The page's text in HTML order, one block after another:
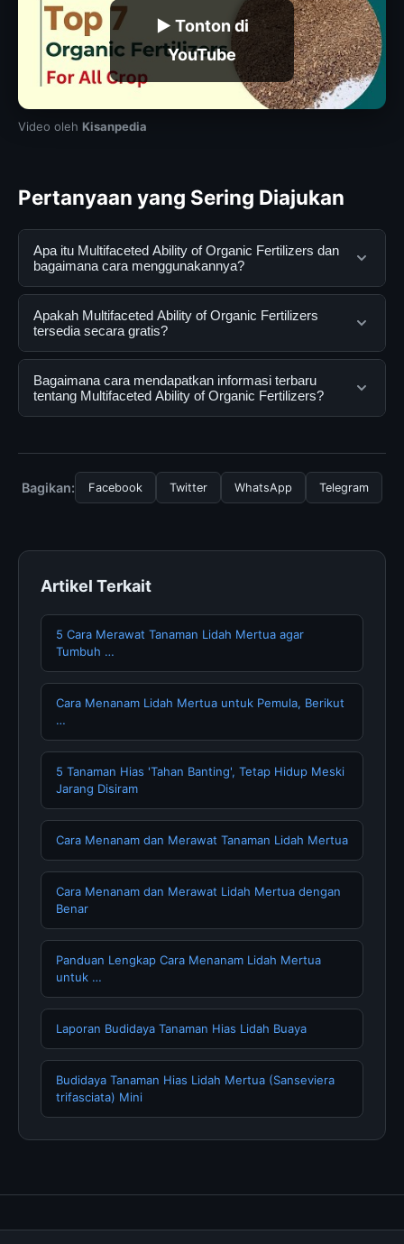
▶ Tonton di
YouTube
Video oleh Kisanpedia
Pertanyaan yang Sering Diajukan
Apa itu Multifaceted Ability of Organic Fertilizers dan
bagaimana cara menggunakannya?
Multifaceted Ability of Organic Fertilizers adalah layanan
digital yang dirancang untuk membantu pengguna
mendapatkan informasi lengkap dan terpercaya. Anda
dapat menggunakannya dengan mengunjungi situs
resmi dan mengikuti panduan yang tersedia.
Apakah Multifaceted Ability of Organic Fertilizers
tersedia secara gratis?
Ya, Multifaceted Ability of Organic Fertilizers dapat
diakses secara gratis oleh semua pengguna. Tidak ada
biaya tersembunyi atau langganan yang diperlukan
Bagaimana cara mendapatkan informasi terbaru
tentang Multifaceted Ability of Organic Fertilizers?
mengunjungi halaman resmi kami secara berkala. Kami
selalu memperbarui konten dengan informasi terkini dan
Bagikan: Facebook Twitter WhatsApp Telegram
Artikel Terkait
5 Cara Merawat Tanaman Lidah Mertua agar
Tumbuh …
Cara Menanam Lidah Mertua untuk Pemula, Berikut
…
5 Tanaman Hias 'Tahan Banting', Tetap Hidup Meski
Jarang Disiram
Cara Menanam dan Merawat Tanaman Lidah Mertua
Cara Menanam dan Merawat Lidah Mertua dengan
Benar
Panduan Lengkap Cara Menanam Lidah Mertua
untuk …
Laporan Budidaya Tanaman Hias Lidah Buaya
Budidaya Tanaman Hias Lidah Mertua (Sanseviera
trifasciata) Mini